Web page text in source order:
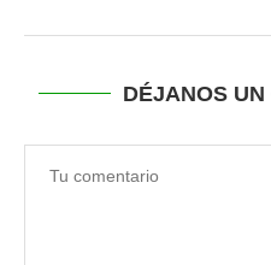
DÉJANOS